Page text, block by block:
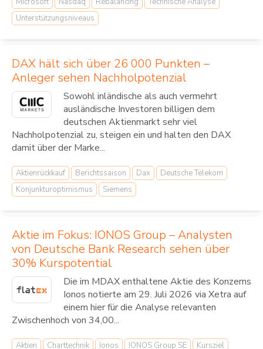
Unterstützungsniveaus
DAX hält sich über 26 000 Punkten –
Anleger sehen Nachholpotenzial
Sowohl inländische als auch vermehrt
ausländische Investoren billigen dem
deutschen Aktienmarkt sehr viel
Nachholpotenzial zu, steigen ein und halten den DAX
damit über der Marke...
Aktienrückkauf Berichtssaison Dax
Deutsche Telekom
Konjunkturoptimismus
Siemens
Aktie im Fokus: IONOS Group – Analysten
von Deutsche Bank Research sehen über
30% Kurspotential
Die im MDAX enthaltene Aktie des Konzerns
Ionos notierte am 29. Juli 2026 via Xetra auf
einem hier für die Analyse relevanten
Zwischenhoch von 34,00...
Aktien Charttechnik Ionos IONOS Group SE Kursziel